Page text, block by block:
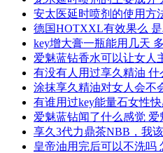
安太医延时喷剂的使用方
德国HOTXXL有效果么
key增大膏一瓶能用几天
爱魅蓝钻香水可以让女人
有没有人用过享久精油 什
涂抹享久精油对女人会不
有谁用过key能量石女性
爱魅蓝钻闻了什么感觉
享久3代力鼎茶NBB，我
皇帝油用完后可以不洗吗